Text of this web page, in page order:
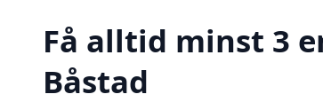
Få alltid minst 3
Båstad